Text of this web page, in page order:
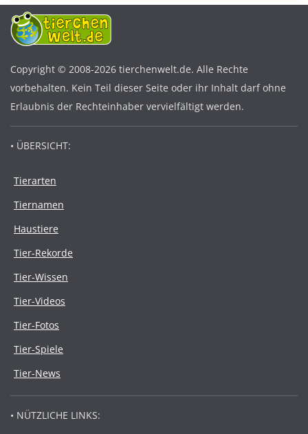
Copyright © 2008-2026 tierchenwelt.de. Alle Rechte
vorbehalten. Kein Teil dieser Seite oder ihr Inhalt darf ohne
Erlaubnis der Rechteinhaber vervielfältigt werden.
• ÜBERSICHT:
Tierarten
Tiernamen
Haustiere
Tier-Rekorde
Tier-Wissen
Tier-Videos
Tier-Fotos
Tier-Spiele
Tier-News
• NÜTZLICHE LINKS: